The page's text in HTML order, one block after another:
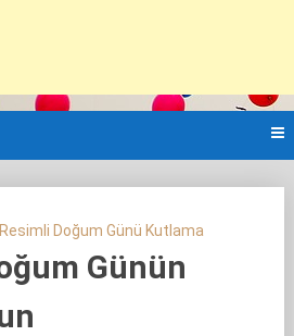
Doğum Günü Kutlama
Günün